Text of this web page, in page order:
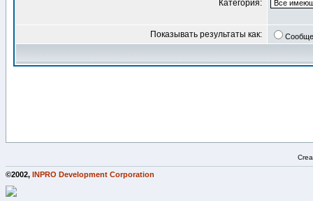
Категория:
Показывать результаты как:
©2002, INPRO Development Corporation